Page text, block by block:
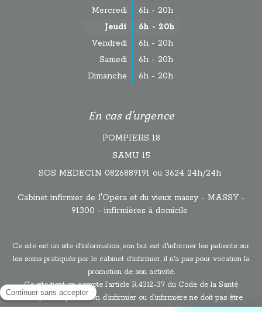
Mercredi
6h - 20h
Jeudi
6h - 20h
Vendredi
6h - 20h
Samedi
6h - 20h
Dimanche
6h - 20h
En cas d'urgence
POMPIERS 18
SAMU 15
SOS MEDECIN 0826889191 ou 3624 24h/24h
Cabinet infirmier de l'Opéra et du vieux massy - MASSY -
91300 - infirmières à domicile
Ce site est un site d'information, son but est d'informer les patients sur
les soins pratiqués par le cabinet d'infirmier, il n'a pas pour vocation la
promotion de son activité.
Ce site tient en compte l'article R.4312-37 du Code de la Santé
Publique : “la profession d’infirmier ou d’infirmière ne doit pas être